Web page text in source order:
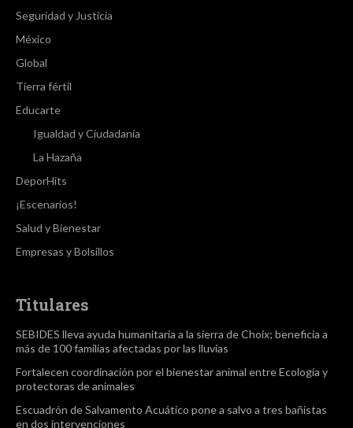
Seguridad y Justicia
México
Global
Tierra fértil
Educarte
Igualdad y Ciudadanía
La Hazaña
DeporHits
¡Escenarios!
Salud y Bienestar
Empresas y Bolsillos
Titulares
SEBIDES lleva ayuda humanitaria a la sierra de Choix; beneficia a
más de 100 familias afectadas por las lluvias
Fortalecen coordinación por el bienestar animal entre Ecología y
protectoras de animales
Escuadrón de Salvamento Acuático pone a salvo a tres bañistas
en dos intervenciones